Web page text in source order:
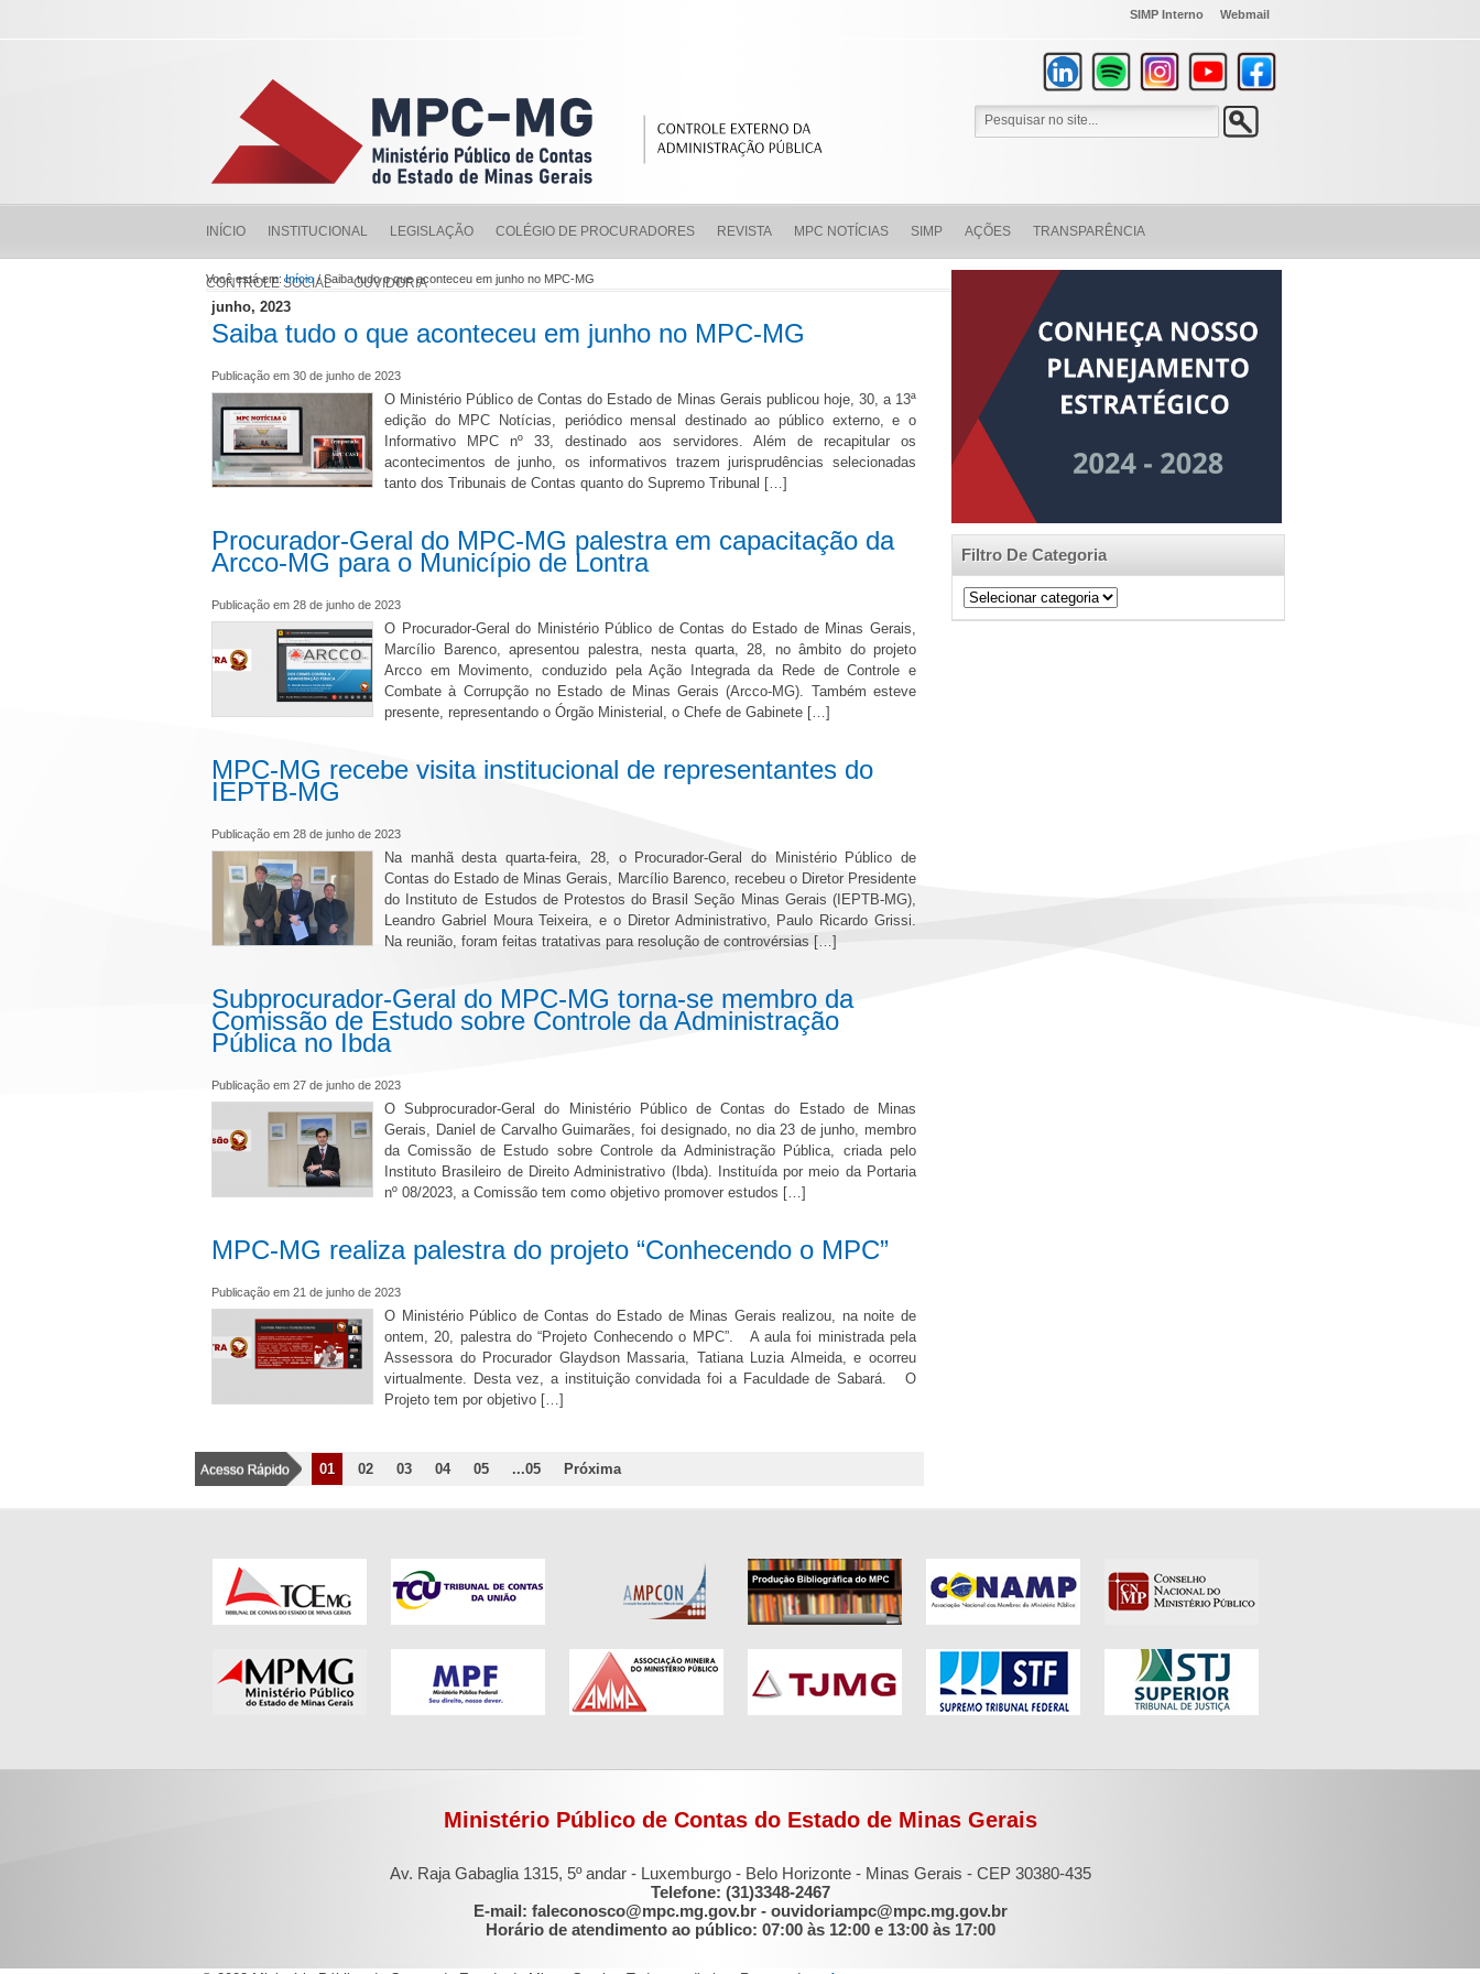
SIMP Interno Webmail
INÍCIO INSTITUCIONAL LEGISLAÇÃO COLÉGIO DE PROCURADORES REVISTA MPC NOTÍCIAS SIMP AÇÕES TRANSPARÊNCIA
CONTROLE SOCIAL OUVIDORIA
Filtro De Categoria
Filtro
Você está em:Início/ Saiba tudo o que aconteceu em junho no MPC-MG
junho, 2023
Saiba tudo o que aconteceu em junho no MPC-MG
Publicação em 30 de junho de 2023
O Ministério Público de Contas do Estado de Minas Gerais publicou hoje, 30, a 13ª
edição do MPC Notícias, periódico mensal destinado ao público externo, e o
Informativo MPC nº 33, destinado aos servidores. Além de recapitular os
acontecimentos de junho, os informativos trazem jurisprudências selecionadas
tanto dos Tribunais de Contas quanto do Supremo Tribunal […]
Procurador-Geral do MPC-MG palestra em capacitação da
Arcco-MG para o Município de Lontra
Publicação em 28 de junho de 2023
O Procurador-Geral do Ministério Público de Contas do Estado de Minas Gerais,
Marcílio Barenco, apresentou palestra, nesta quarta, 28, no âmbito do projeto
Arcco em Movimento, conduzido pela Ação Integrada da Rede de Controle e
Combate à Corrupção no Estado de Minas Gerais (Arcco-MG). Também esteve
presente, representando o Órgão Ministerial, o Chefe de Gabinete […]
MPC-MG recebe visita institucional de representantes do
IEPTB-MG
Publicação em 28 de junho de 2023
Na manhã desta quarta-feira, 28, o Procurador-Geral do Ministério Público de
Contas do Estado de Minas Gerais, Marcílio Barenco, recebeu o Diretor Presidente
do Instituto de Estudos de Protestos do Brasil Seção Minas Gerais (IEPTB-MG),
Leandro Gabriel Moura Teixeira, e o Diretor Administrativo, Paulo Ricardo Grissi.
Na reunião, foram feitas tratativas para resolução de controvérsias […]
Subprocurador-Geral do MPC-MG torna-se membro da
Comissão de Estudo sobre Controle da Administração
Pública no Ibda
Publicação em 27 de junho de 2023
O Subprocurador-Geral do Ministério Público de Contas do Estado de Minas
Gerais, Daniel de Carvalho Guimarães, foi designado, no dia 23 de junho, membro
da Comissão de Estudo sobre Controle da Administração Pública, criada pelo
Instituto Brasileiro de Direito Administrativo (Ibda). Instituída por meio da Portaria
nº 08/2023, a Comissão tem como objetivo promover estudos […]
MPC-MG realiza palestra do projeto “Conhecendo o MPC”
Publicação em 21 de junho de 2023
O Ministério Público de Contas do Estado de Minas Gerais realizou, na noite de
ontem, 20, palestra do “Projeto Conhecendo o MPC”. A aula foi ministrada pela
Assessora do Procurador Glaydson Massaria, Tatiana Luzia Almeida, e ocorreu
virtualmente. Desta vez, a instituição convidada foi a Faculdade de Sabará. O
Projeto tem por objetivo […]
01 02 03 04 05 ...05 Próxima
Ministério Público de Contas do Estado de Minas Gerais
Av. Raja Gabaglia 1315, 5º andar - Luxemburgo - Belo Horizonte - Minas Gerais - CEP 30380-435
Telefone: (31)3348-2467
E-mail: faleconosco@mpc.mg.gov.br - ouvidoriampc@mpc.mg.gov.br
Horário de atendimento ao público: 07:00 às 12:00 e 13:00 às 17:00